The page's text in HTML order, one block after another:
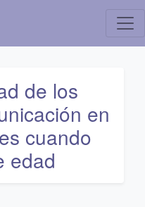
de los
en
cuando
edad